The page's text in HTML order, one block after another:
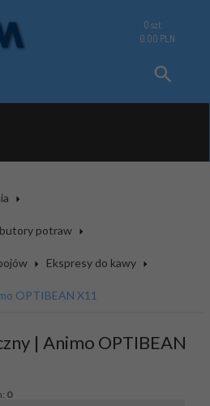
0 szt.
0.00 PLN
potraw
Ekspresy do kawy
OPTIBEAN X11
| Animo OPTIBEAN
0